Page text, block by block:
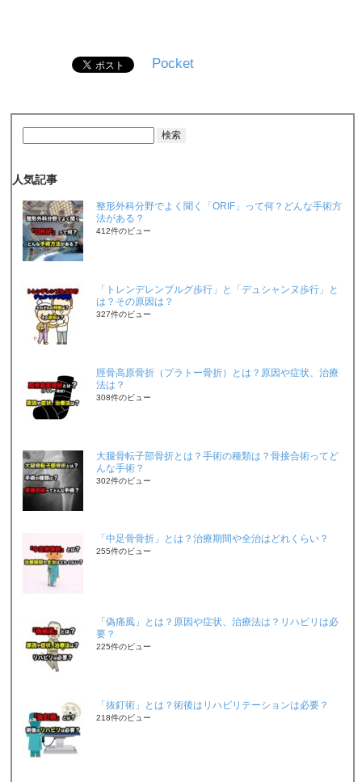
Pocket
人気記事
整形外科分野でよく聞く「ORIF」って何？どんな手術方
法がある？
412件のビュー
「トレンデレンブルグ歩行」と「デュシャンヌ歩行」と
は？その原因は？
327件のビュー
脛骨高原骨折（プラトー骨折）とは？原因や症状、治療
法は？
308件のビュー
大腿骨転子部骨折とは？手術の種類は？骨接合術ってど
んな手術？
302件のビュー
「中足骨骨折」とは？治療期間や全治はどれくらい？
255件のビュー
「偽痛風」とは？原因や症状、治療法は？リハビリは必
要？
225件のビュー
「抜釘術」とは？術後はリハビリテーションは必要？
218件のビュー